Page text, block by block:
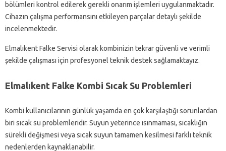
bölümleri kontrol edilerek gerekli onarım işlemleri uygulanmaktadır.
Cihazın çalışma performansını etkileyen parçalar detaylı şekilde
incelenmektedir.
Elmalıkent Falke Servisi olarak kombinizin tekrar güvenli ve verimli
şekilde çalışması için profesyonel teknik destek sağlamaktayız.
Elmalıkent Falke Kombi Sıcak Su Problemleri
Kombi kullanıcılarının günlük yaşamda en çok karşılaştığı sorunlardan
biri sıcak su problemleridir. Suyun yeterince ısınmaması, sıcaklığın
sürekli değişmesi veya sıcak suyun tamamen kesilmesi farklı teknik
nedenlerden kaynaklanabilir.